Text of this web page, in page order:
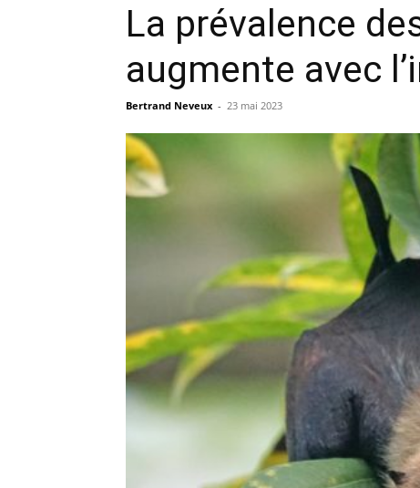
La prévalence
augmente avec
Bertrand Neveux - 23 mai 2023